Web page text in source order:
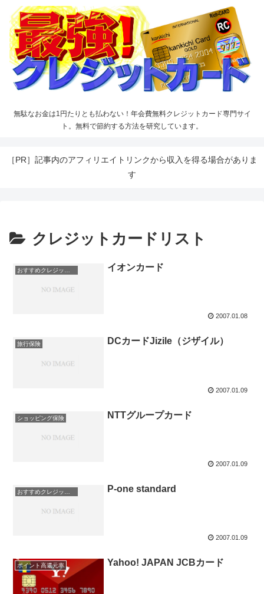
無駄なお金は1円たりとも払わない！年会費無料クレジットカード専門サイ
ト。無料で節約する方法を研究しています。
［PR］記事内のアフィリエイトリンクから収入を得る場合がありま
す
クレジットカードリスト
イオンカード
2007.01.08
旅行保険 DCカードJizile（ジザイル）
2007.01.09
ショッピング保険 NTTグループカード
2007.01.09
P-one standard
2007.01.09
ポイント高還元率 Yahoo! JAPAN JCBカード